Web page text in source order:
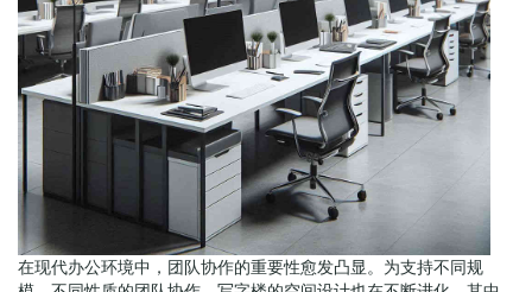
在现代办公环境中，团队协作的重要性愈发凸显。为支持不同规